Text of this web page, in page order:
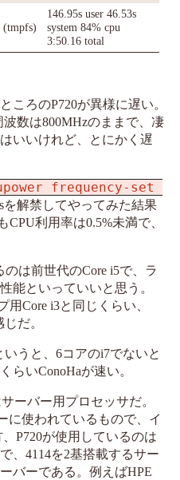
(tmpfs)
146.95s user 46.53s
system 84% cpu
3:50.16 total
ころのP720が異様に遅い。
数は800MHzのままで、凄
いいけれど、とにかく遅
frequency-set
を解禁してやってみた結果
利用率は0.5%未満で、
は前世代のCore i5で、ラ
能といっていいと思う。
Core i3と同じくらい、
だ。
うと、6コアのi7でないと
らいConoHaが速い。
ーバー用プロセッサだ。
に使われているもので、イ
P720が使用しているのは
、4114を2基搭載するサー
バーである。例えばHPE